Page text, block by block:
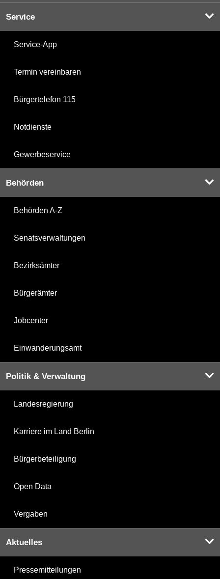
Service
Service-App
Termin vereinbaren
Bürgertelefon 115
Notdienste
Gewerbeservice
Behörden
Behörden A-Z
Senatsverwaltungen
Bezirksämter
Bürgerämter
Jobcenter
Einwanderungsamt
Politik & Verwaltung
Landesregierung
Karriere im Land Berlin
Bürgerbeteiligung
Open Data
Vergaben
Aktuelles
Pressemitteilungen